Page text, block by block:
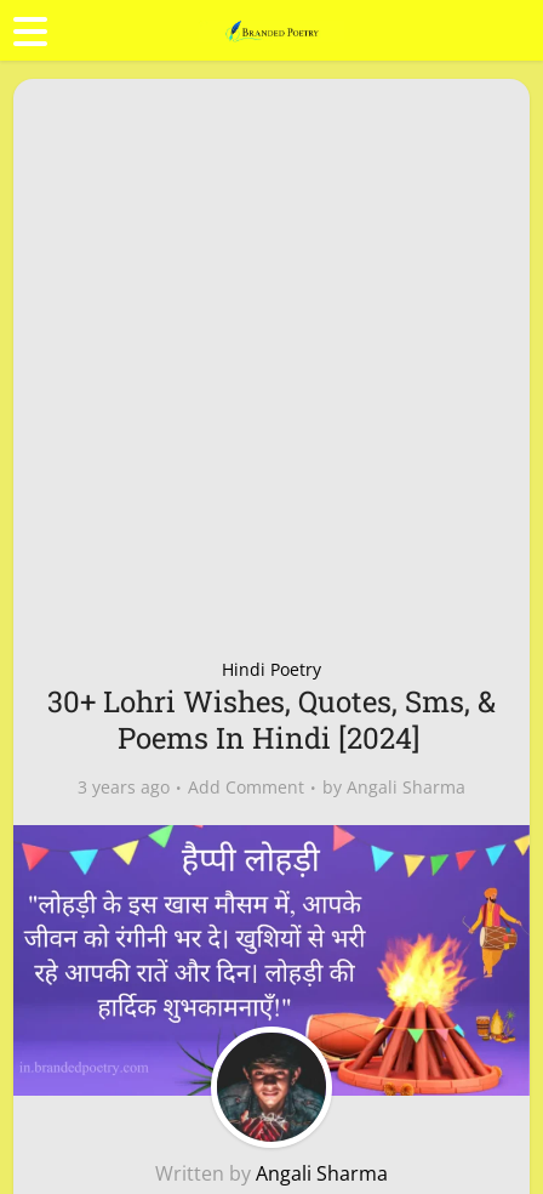
Hindi Poetry
30+ Lohri Wishes, Quotes, Sms, &
Poems In Hindi [2024]
3 years ago Add Comment by Angali Sharma
Written byAngali Sharma